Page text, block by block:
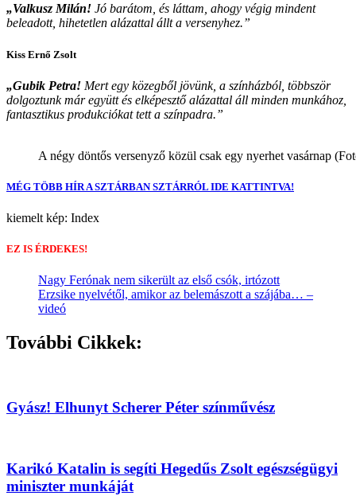
„Valkusz Milán! Jó barátom, és láttam, ahogy végig mindent
beleadott, hihetetlen alázattal állt a versenyhez.”
Kiss Ernő Zsolt
„Gubik Petra! Mert egy közegből jövünk, a színházból, többször
dolgoztunk már együtt és elképesztő alázattal áll minden munkához,
fantasztikus produkciókat tett a színpadra.”
A négy döntős versenyző közül csak egy nyerhet vasárnap
MÉG TÖBB HÍR A SZTÁRBAN SZTÁRRÓL IDE KATTINTVA!
kiemelt kép: Index
EZ IS ÉRDEKES!
Nagy Ferónak nem sikerült az első csók, irtózott
Erzsike nyelvétől, amikor az belemászott a szájába… –
videó
További Cikkek:
Gyász! Elhunyt Scherer Péter színművész
Karikó Katalin is segíti Hegedűs Zsolt egészségügyi
miniszter munkáját